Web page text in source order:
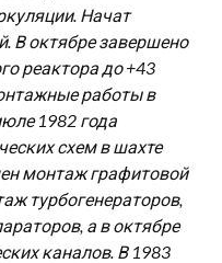
Начат
В октябре завершено
реактора до +43
работы в
1982 года
схем в шахте
монтаж графитовой
турбогенераторов,
а в октябре
каналов. В 1983